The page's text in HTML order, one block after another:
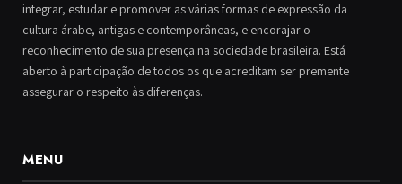
integrar, estudar e promover as várias formas de expressão da
cultura árabe, antigas e contemporâneas, e encorajar o
reconhecimento de sua presença na sociedade brasileira. Está
aberto à participação de todos os que acreditam ser premente
assegurar o respeito às diferenças.
MENU